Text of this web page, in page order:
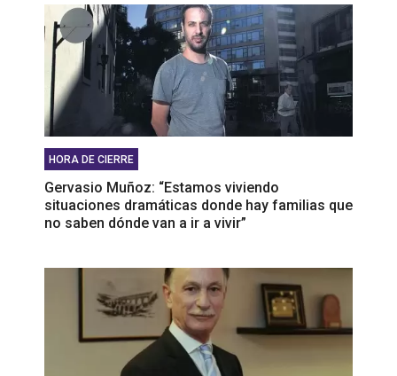
HORA DE CIERRE
Gervasio Muñoz: “Estamos viviendo
situaciones dramáticas donde hay familias que
no saben dónde van a ir a vivir”